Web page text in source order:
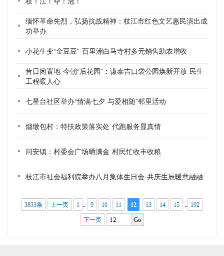
缅怀革命先烈，弘扬抗战精神：枝江市红色文艺惠民演出成
功举办
小花生变“金豆豆” 百里洲白马寺村多元销售助农增收
昔日闲置地 今朝“后花园”：谦泰吉口袋公园焕新开放 民生
工程暖人心
七星台社区举办“情满七夕 与爱相随”邻里活动
烟墩包村：特扶政策落实处 代跑服务显真情
问安镇：村委会广场晒满金 村民忙收丰收粮​
枝江市社会福利院举办八月集体生日会 共庆生辰暖意融融
3833条 上一页 1 .. 9 10 11 12 13 14 15 .. 192
下一页 Go